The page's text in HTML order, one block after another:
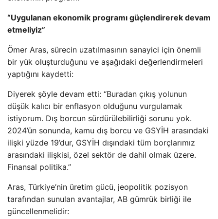
“Uygulanan ekonomik programı güçlendirerek devam
etmeliyiz”
Ömer Aras, sürecin uzatılmasının sanayici için önemli
bir yük oluşturduğunu ve aşağıdaki değerlendirmeleri
yaptığını kaydetti:
Diyerek şöyle devam etti: “Buradan çıkış yolunun
düşük kalıcı bir enflasyon olduğunu vurgulamak
istiyorum. Dış borcun sürdürülebilirliği sorunu yok.
2024’ün sonunda, kamu dış borcu ve GSYİH arasındaki
ilişki yüzde 19’dur, GSYİH dışındaki tüm borçlarımız
arasındaki ilişkisi, özel sektör de dahil olmak üzere.
Finansal politika.”
Aras, Türkiye’nin üretim gücü, jeopolitik pozisyon
tarafından sunulan avantajlar, AB gümrük birliği ile
güncellenmelidir: